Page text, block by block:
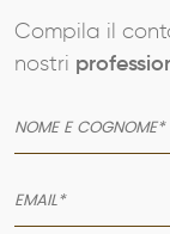
SERVIZI
Compila il
nostri